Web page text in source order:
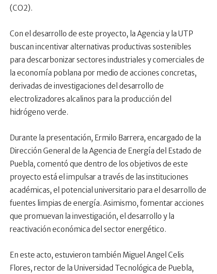
(CO2).
Con el desarrollo de este proyecto, la Agencia y la UTP
buscan incentivar alternativas productivas sostenibles
para descarbonizar sectores industriales y comerciales de
la economía poblana por medio de acciones concretas,
derivadas de investigaciones del desarrollo de
electrolizadores alcalinos para la producción del
hidrógeno verde.
Durante la presentación, Ermilo Barrera, encargado de la
Dirección General de la Agencia de Energía del Estado de
Puebla, comentó que dentro de los objetivos de este
proyecto está el impulsar a través de las instituciones
académicas, el potencial universitario para el desarrollo de
fuentes limpias de energía. Asimismo, fomentar acciones
que promuevan la investigación, el desarrollo y la
reactivación económica del sector energético.
En este acto, estuvieron también Miguel Angel Celis
Flores, rector de la Universidad Tecnológica de Puebla,